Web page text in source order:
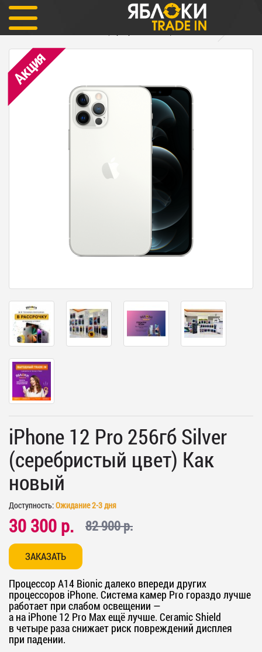
iPhone 12 Pro 256гб Silver (серебристый цвет) Как новый
Акция
iPhone 12 Pro 256гб Silver
(серебристый цвет) Как
новый
Доступность:Ожидание 2-3 дня
30 300 р. 82 900 р.
ЗАКАЗАТЬ
Процессор A14 Bionic далеко впереди других
процессоров iPhone. Система камер Pro гораздо лучше
работает при слабом освещении —
а на iPhone 12 Pro Max ещё лучше. Ceramic Shield
в четыре раза снижает риск повреждений дисплея
при падении.